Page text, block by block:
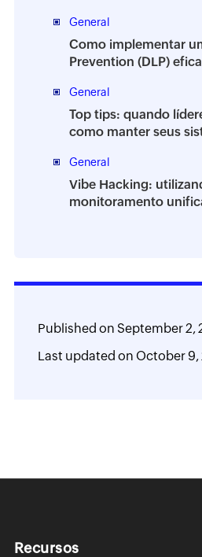
General
Como implementar
Prevention (DLP)
General
Top tips: quando
como manter seus
General
Vibe Hacking:
monitoramento
Published on September 2,
Last updated on October 9,
Recursos